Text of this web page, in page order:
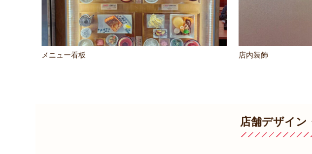
メニュー看板 店内装飾
店舗デザイン